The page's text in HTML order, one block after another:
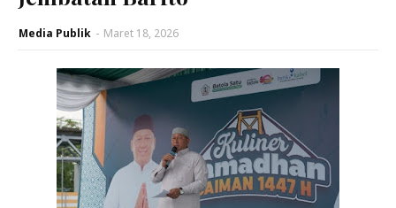
Media Publik - Maret 18, 2026